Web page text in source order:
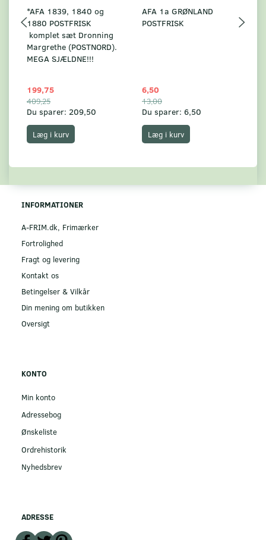
*AFA 1839, 1840 og
1880 POSTFRISK
komplet sæt Dronning
Margrethe (POSTNORD).
MEGA SJÆLDNE!!!
199,75
409,25
Du sparer: 209,50
Læg i kurv
AFA 1a GRØNLAND
POSTFRISK
6,50
13,00
Du sparer: 6,50
Læg i kurv
INFORMATIONER
A-FRIM.dk, Frimærker
Fortrolighed
Fragt og levering
Kontakt os
Betingelser & Vilkår
Din mening om butikken
Oversigt
KONTO
Min konto
Adressebog
Ønskeliste
Ordrehistorik
Nyhedsbrev
ADRESSE